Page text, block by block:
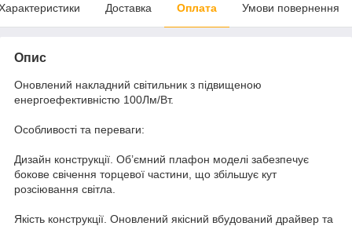
Доставка Оплата Умови повернення
Опис
Оновлений накладний світильник з підвищеною
енергоефективністю 100Лм/Вт.
Особливості та переваги:
Дизайн конструкції. Об’ємний плафон моделі забезпечує
бокове свічення торцевої частини, що збільшує кут
розсіювання світла.
Якість конструкції. Оновлений якісний вбудований драйвер та